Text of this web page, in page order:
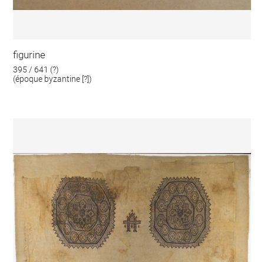
figurine
395 / 641 (?)
(époque byzantine [?])